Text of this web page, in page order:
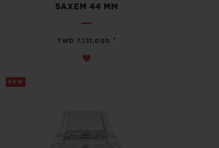
SAXEM 44 MM
TWD 7,131,000 •
NEW